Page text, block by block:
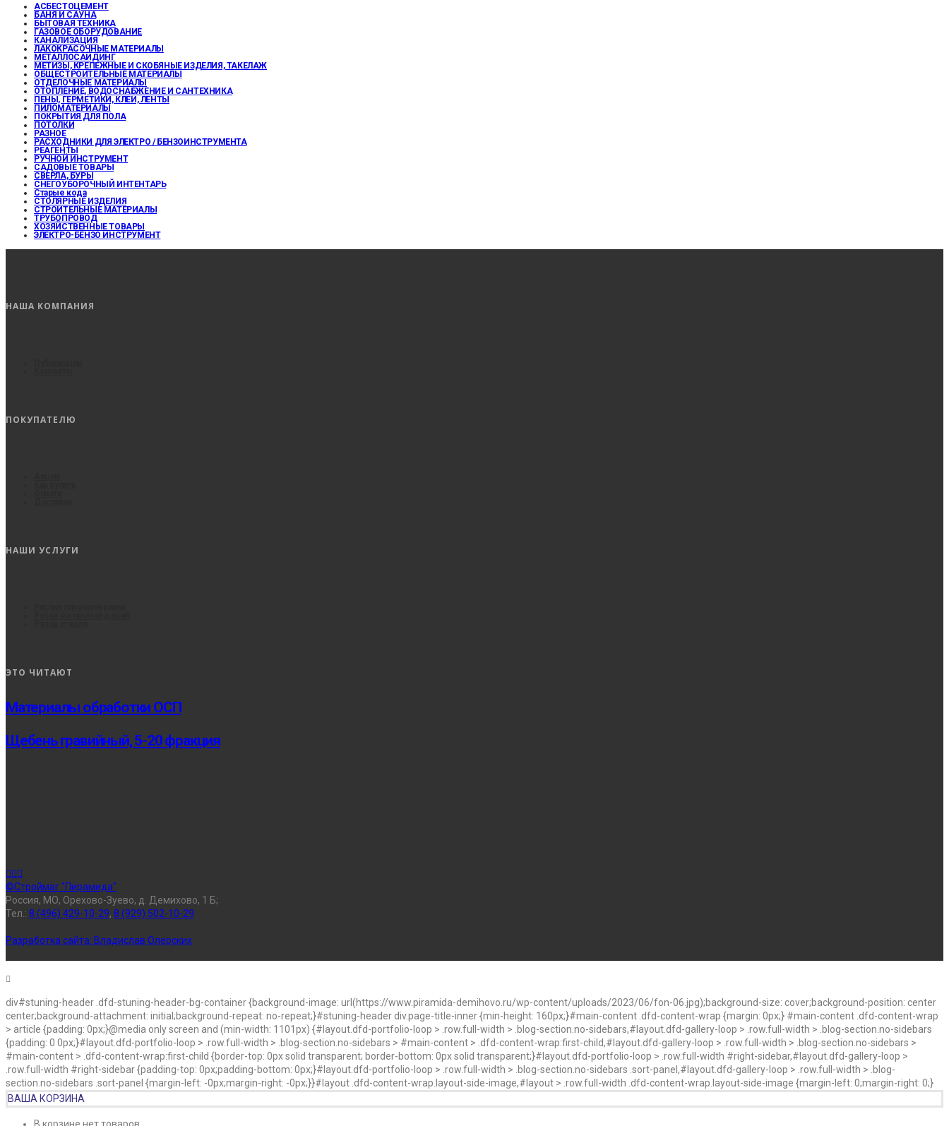
АСБЕСТОЦЕМЕНТ
БАНЯ И САУНА
БЫТОВАЯ ТЕХНИКА
ГАЗОВОЕ ОБОРУДОВАНИЕ
КАНАЛИЗАЦИЯ
ЛАКОКРАСОЧНЫЕ МАТЕРИАЛЫ
МЕТАЛЛОСАЙДИНГ
МЕТИЗЫ, КРЕПЕЖНЫЕ И СКОБЯНЫЕ ИЗДЕЛИЯ, ТАКЕЛАЖ
ОБЩЕСТРОИТЕЛЬНЫЕ МАТЕРИАЛЫ
ОТДЕЛОЧНЫЕ МАТЕРИАЛЫ
ОТОПЛЕНИЕ, ВОДОСНАБЖЕНИЕ И САНТЕХНИКА
ПЕНЫ, ГЕРМЕТИКИ, КЛЕИ, ЛЕНТЫ
ПИЛОМАТЕРИАЛЫ
ПОКРЫТИЯ ДЛЯ ПОЛА
ПОТОЛКИ
РАЗНОЕ
РАСХОДНИКИ ДЛЯ ЭЛЕКТРО / БЕНЗОИНСТРУМЕНТА
РЕАГЕНТЫ
РУЧНОЙ ИНСТРУМЕНТ
САДОВЫЕ ТОВАРЫ
СВЕРЛА, БУРЫ
СНЕГОУБОРОЧНЫЙ ИНТЕНТАРЬ
Старые кода
СТОЛЯРНЫЕ ИЗДЕЛИЯ
СТРОИТЕЛЬНЫЕ МАТЕРИАЛЫ
ТРУБОПРОВОД
ХОЗЯЙСТВЕННЫЕ ТОВАРЫ
ЭЛЕКТРО-БЕНЗО ИНСТРУМЕНТ
НАША КОМПАНИЯ
ПОКУПАТЕЛЮ
НАШИ УСЛУГИ
ЭТО ЧИТАЮТ
Материалы обработки ОСП
Щебень гравийный, 5-20 фракция
©Строймаг "Пирамида"
Россия, МО, Орехово-Зуево, д. Демихово, 1 Б;
Тел.: 8 (496) 429-10-29, 8 (929) 502-10-29
Разработка сайта: Владислав Олерских
div#stuning-header .dfd-stuning-header-bg-container {background-image: url(https://www.piramida-demihovo.ru/wp-content/uploads/2023/06/fon-06.jpg);background-size: cover;background-position: center
center;background-attachment: initial;background-repeat: no-repeat;}#stuning-header div.page-title-inner {min-height: 160px;}#main-content .dfd-content-wrap {margin: 0px;} #main-content .dfd-content-wrap
> article {padding: 0px;}@media only screen and (min-width: 1101px) {#layout.dfd-portfolio-loop > .row.full-width > .blog-section.no-sidebars,#layout.dfd-gallery-loop > .row.full-width > .blog-section.no-sidebars
{padding: 0 0px;}#layout.dfd-portfolio-loop > .row.full-width > .blog-section.no-sidebars > #main-content > .dfd-content-wrap:first-child,#layout.dfd-gallery-loop > .row.full-width > .blog-section.no-sidebars >
#main-content > .dfd-content-wrap:first-child {border-top: 0px solid transparent; border-bottom: 0px solid transparent;}#layout.dfd-portfolio-loop > .row.full-width #right-sidebar,#layout.dfd-gallery-loop >
.row.full-width #right-sidebar {padding-top: 0px;padding-bottom: 0px;}#layout.dfd-portfolio-loop > .row.full-width > .blog-section.no-sidebars .sort-panel,#layout.dfd-gallery-loop > .row.full-width > .blog-
section.no-sidebars .sort-panel {margin-left: -0px;margin-right: -0px;}}#layout .dfd-content-wrap.layout-side-image,#layout > .row.full-width .dfd-content-wrap.layout-side-image {margin-left: 0;margin-right: 0;}
ВАША КОРЗИНА
В корзине нет товаров.